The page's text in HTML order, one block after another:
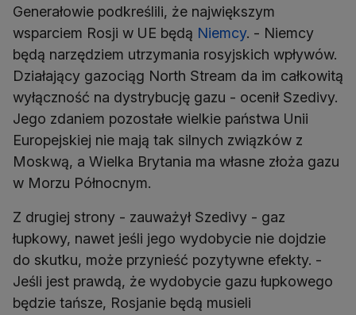
Generałowie podkreślili, że największym
wsparciem Rosji w UE będą Niemcy. - Niemcy
będą narzędziem utrzymania rosyjskich wpływów.
Działający gazociąg North Stream da im całkowitą
wyłączność na dystrybucję gazu - ocenił Szedivy.
Jego zdaniem pozostałe wielkie państwa Unii
Europejskiej nie mają tak silnych związków z
Moskwą, a Wielka Brytania ma własne złoża gazu
w Morzu Północnym.
Z drugiej strony - zauważył Szedivy - gaz
łupkowy, nawet jeśli jego wydobycie nie dojdzie
do skutku, może przynieść pozytywne efekty. -
Jeśli jest prawdą, że wydobycie gazu łupkowego
będzie tańsze, Rosjanie będą musieli